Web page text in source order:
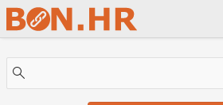
Skip to Main Content